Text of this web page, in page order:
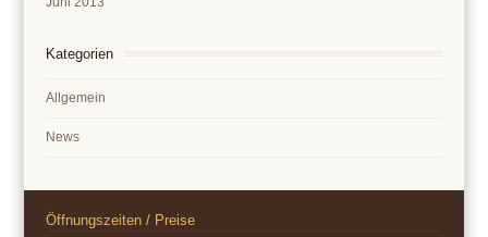
Kategorien
Allgemein
News
Öffnungszeiten / Preise